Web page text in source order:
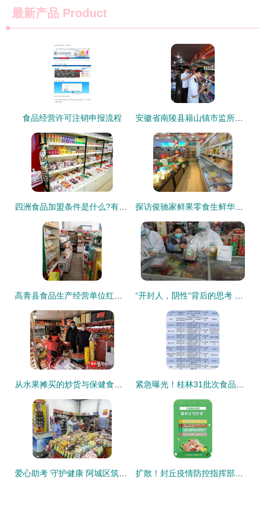
最新产品 Product
食品经营许可注销申报流程